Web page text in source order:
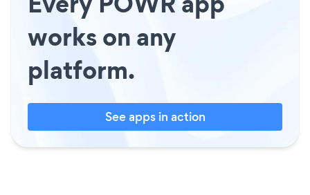
works on any
platform.
See apps in action